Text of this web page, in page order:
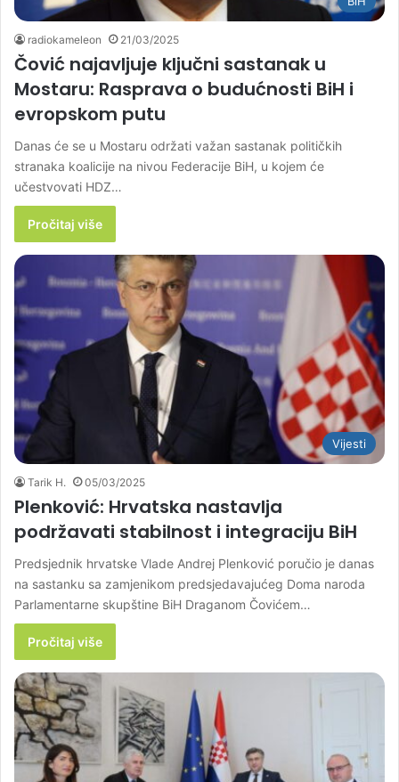
radiokameleon 21/03/2025
Čović najavljuje ključni sastanak u
Mostaru: Rasprava o budućnosti BiH i
evropskom putu
Danas će se u Mostaru održati važan sastanak političkih
stranaka koalicije na nivou Federacije BiH, u kojem će
učestvovati HDZ…
Pročitaj više
Vijesti
Tarik H. 05/03/2025
Plenković: Hrvatska nastavlja
podržavati stabilnost i integraciju BiH
Predsjednik hrvatske Vlade Andrej Plenković poručio je danas
na sastanku sa zamjenikom predsjedavajućeg Doma naroda
Parlamentarne skupštine BiH Draganom Čovićem…
Pročitaj više